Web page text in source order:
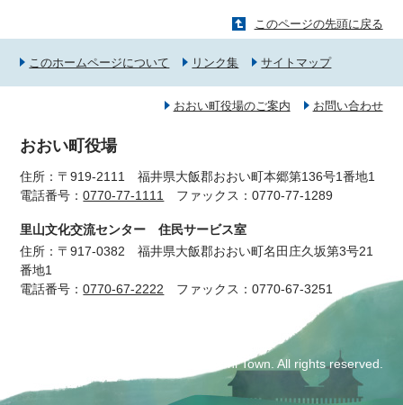
このページの先頭に戻る
このホームページについて リンク集 サイトマップ
おおい町役場のご案内 お問い合わせ
おおい町役場
住所：〒919-2111 福井県大飯郡おおい町本郷第136号1番地1
電話番号：0770-77-1111 ファックス：0770-77-1289
里山文化交流センター 住民サービス室
住所：〒917-0382 福井県大飯郡おおい町名田庄久坂第3号21
番地1
電話番号：0770-67-2222 ファックス：0770-67-3251
© 2017 Ohi Town. All rights reserved.